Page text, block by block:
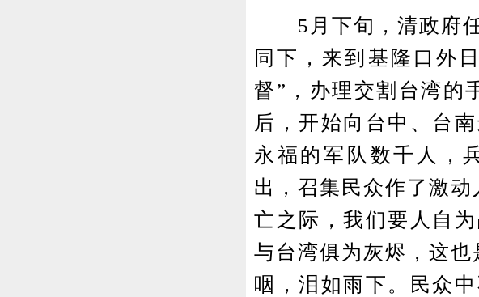
5月下旬，清政府任
同下，来到基隆口外
督”，办理交割台湾的
后，开始向台中、台
永福的军队数千人，
出，召集民众作了激
亡之际，我们要人自
与台湾俱为灰烬，这
咽，泪如雨下。民众